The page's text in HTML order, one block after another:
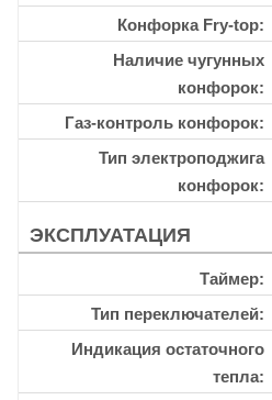
Конфорка Fry-top
Наличие чугунных
конфорок
Газ-контроль конфорок
Тип электроподжига
конфорок
ЭКСПЛУАТАЦИЯ
Таймер
Тип переключателей
Индикация остаточного
тепла